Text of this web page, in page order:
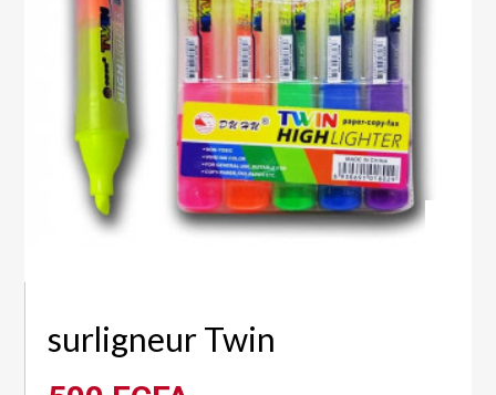
surligneur Twin